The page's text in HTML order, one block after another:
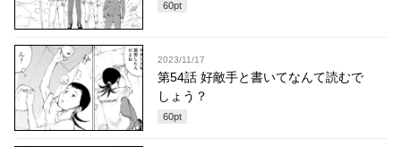
60pt
2023/11/17
第54話 好敵手と書いてなんて読むで
しょう？
60pt